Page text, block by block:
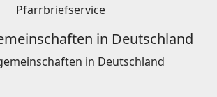
Pfarrbriefservice
in Deutschland